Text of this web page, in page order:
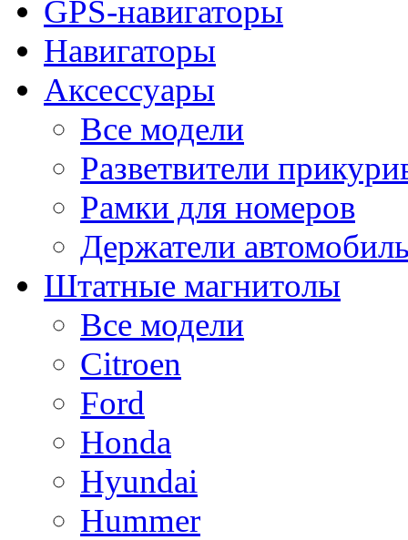
GPS-навигаторы
Навигаторы
Аксессуары
Все модели
Разветвители
Рамки для номеров
Держатели
Штатные магнитолы
Все модели
Citroen
Ford
Honda
Hyundai
Hummer